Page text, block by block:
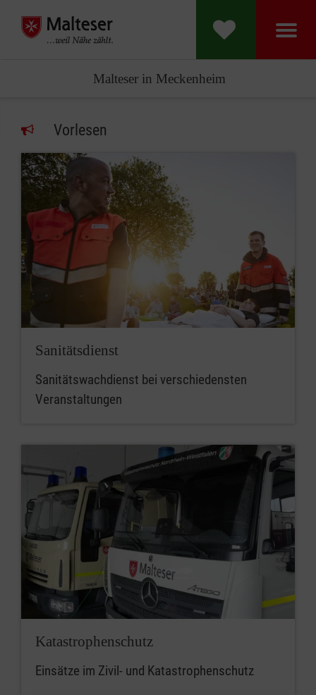
Malteser in Meckenheim
Vorlesen
Sanitätsdienst
Sanitätswachdienst bei verschiedensten
Veranstaltungen
Katastrophenschutz
Einsätze im Zivil- und Katastrophenschutz